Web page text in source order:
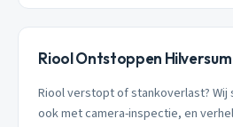
Riool Ontstoppen Hilversum
Riool verstopt of stankoverlast?
ook met camera-inspectie, en